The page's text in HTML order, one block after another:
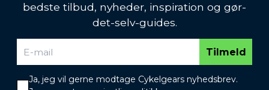
bedste tilbud, nyheder, inspiration og gør-
det-selv-guides.
Tilmeld
Ja, jeg vil gerne modtage Cykelgears nyhedsbrev.